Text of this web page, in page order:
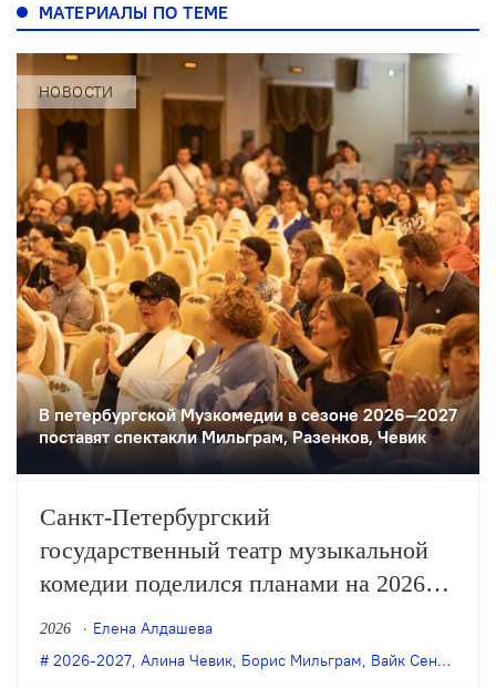
МАТЕРИАЛЫ ПО ТЕМЕ
НОВОСТИ
В петербургской Музкомедии в сезоне 2026—2027
поставят спектакли Мильграм, Разенков, Чевик
Санкт-Петербургский
государственный театр музыкальной
комедии поделился планами на 2026
и 2027 годы, в числе которых —
премьеры постановок Бориса
2026
Елена Алдашева
2026-2027, Алина Чевик, Борис Мильграм, Вайк Сенте